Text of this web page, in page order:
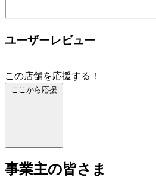
ユーザーレビュー
この店舗を応援する！
ここから応援
事業主の皆さま